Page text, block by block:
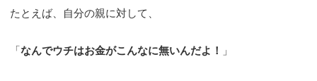
たとえば、自分の親に対して、
「なんでウチはお金がこんなに無いんだよ！ 」